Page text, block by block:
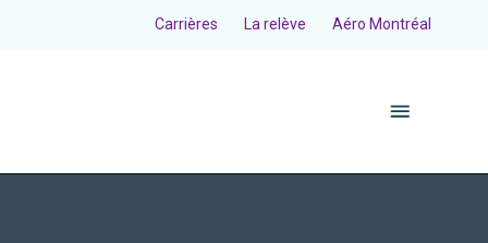
Carrières La relève Aéro Montréal